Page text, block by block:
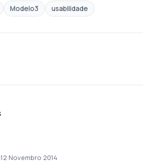
Modelo3 usabilidade
12 Novembro 2014